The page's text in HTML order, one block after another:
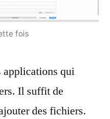
fois
applications qui
Il suffit de
des fichiers.